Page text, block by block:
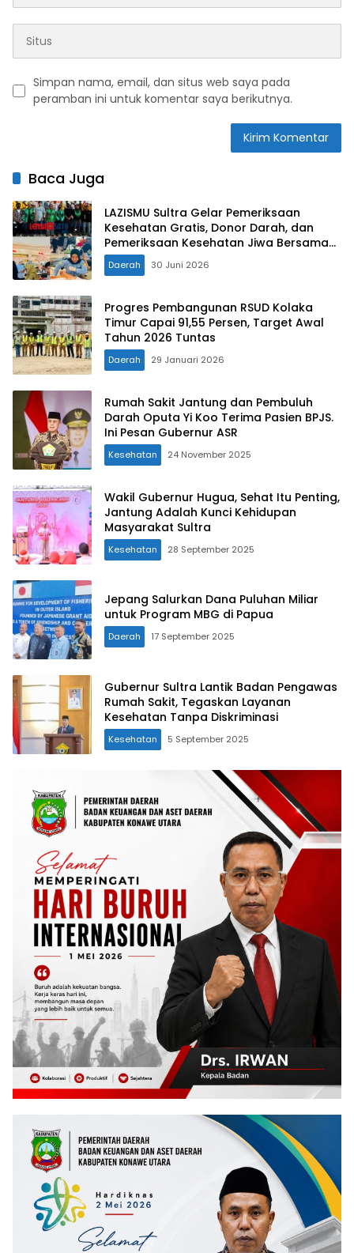
Simpan nama, email, dan situs web saya pada
peramban ini untuk komentar saya berikutnya.
Baca Juga
LAZISMU Sultra Gelar Pemeriksaan
Kesehatan Gratis, Donor Darah, dan
Pemeriksaan Kesehatan Jiwa Bersama
Berbagai Mitra Strategis
Daerah 30 Juni 2026
Progres Pembangunan RSUD Kolaka
Timur Capai 91,55 Persen, Target Awal
Tahun 2026 Tuntas
Daerah 29 Januari 2026
Rumah Sakit Jantung dan Pembuluh
Darah Oputa Yi Koo Terima Pasien BPJS.
Ini Pesan Gubernur ASR
Kesehatan 24 November 2025
Wakil Gubernur Hugua, Sehat Itu Penting,
Jantung Adalah Kunci Kehidupan
Masyarakat Sultra
Kesehatan 28 September 2025
Jepang Salurkan Dana Puluhan Miliar
untuk Program MBG di Papua
Daerah 17 September 2025
Gubernur Sultra Lantik Badan Pengawas
Rumah Sakit, Tegaskan Layanan
Kesehatan Tanpa Diskriminasi
Kesehatan 5 September 2025